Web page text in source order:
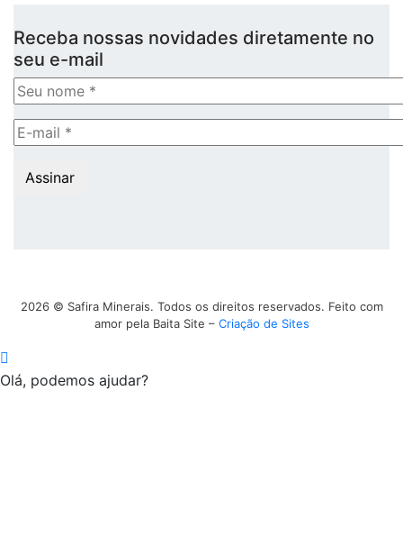
Receba nossas novidades diretamente no
seu e-mail
Assinar
2026 © Safira Minerais. Todos os direitos reservados. Feito com
amor pela Baita Site – Criação de Sites
Olá, podemos ajudar?